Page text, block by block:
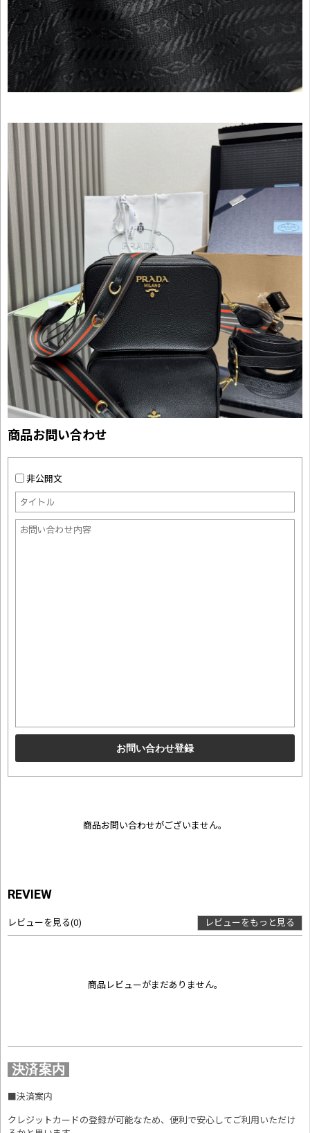
商品お問い合わせ
非公開文
商品お問い合わせがございません。
REVIEW
レビューを見る(0) レビューをもっと見る
商品レビューがまだありません。
決済案内
決済案内
クレジットカードの登録が可能なため、便利で安心してご利用いただけ